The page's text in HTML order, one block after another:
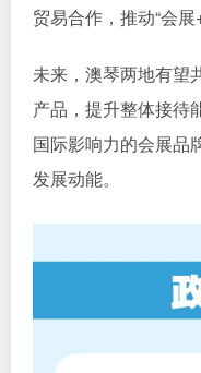
贸易合作，推动“会展
未来，澳琴两地有望
产品，提升整体接待
国际影响力的会展品
发展动能。